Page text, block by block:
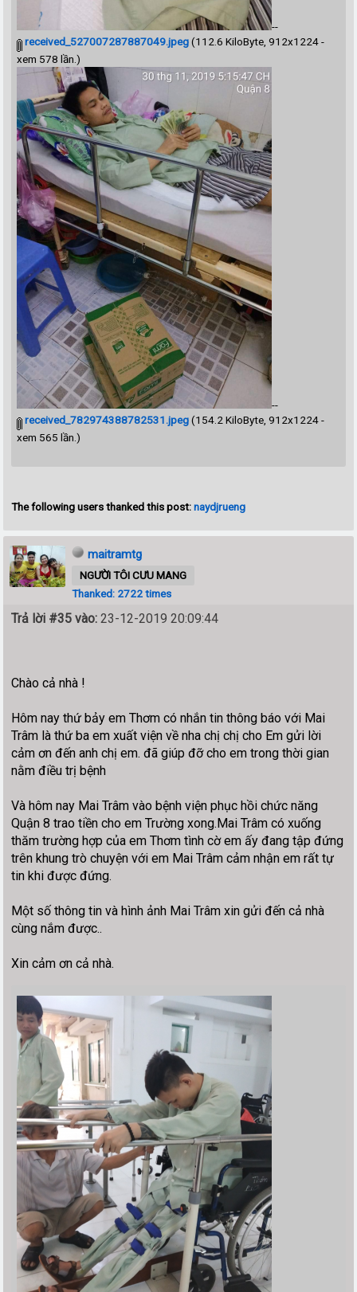
--
received_527007287887049.jpeg(112.6 KiloByte, 912x1224 -
xem 578 lần.)
--
received_782974388782531.jpeg(154.2 KiloByte, 912x1224 -
xem 565 lần.)
The following users thanked this post:naydjrueng
maitramtg
NGƯỜI TÔI CƯU MANG
Thanked: 2722 times
Trả lời #35 vào: 23-12-2019 20:09:44
Chào cả nhà !
Hôm nay thứ bảy em Thơm có nhắn tin thông báo với Mai
Trâm là thứ ba em xuất viện về nha chị chị cho Em gửi lời
cảm ơn đến anh chị em. đã giúp đỡ cho em trong thời gian
nằm điều trị bệnh
Và hôm nay Mai Trâm vào bệnh viện phục hồi chức năng
Quận 8 trao tiền cho em Trường xong.Mai Trâm có xuống
thăm trường hợp của em Thơm tình cờ em ấy đang tập đứng
trên khung trò chuyện với em Mai Trâm cảm nhận em rất tự
tin khi được đứng.
Một số thông tin và hình ảnh Mai Trâm xin gửi đến cả nhà
cùng nắm được..
Xin cảm ơn cả nhà.